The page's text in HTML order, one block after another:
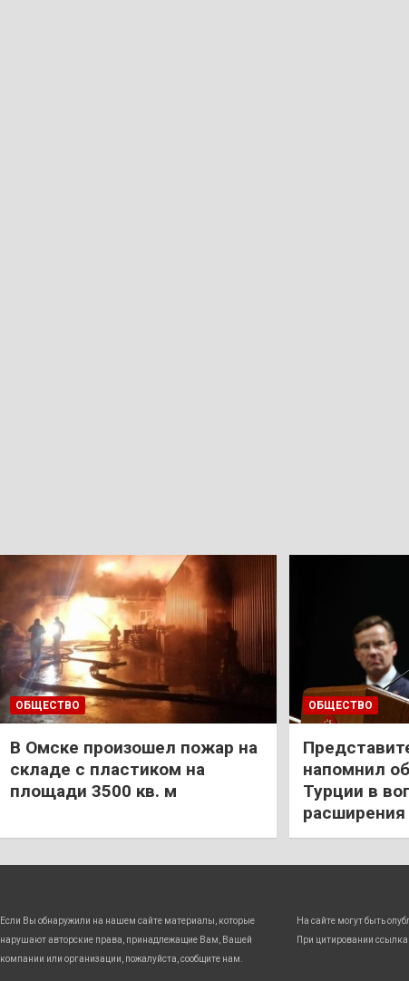
ОБЩЕСТВО
В Омске произошел пожар на
складе с пластиком на
площади 3500 кв. м
ОБЩЕСТВО
напомнил
Турции в
Если Вы обнаружили на нашем сайте материалы, которые
нарушают авторские права, принадлежащие Вам, Вашей
компании или организации, пожалуйста, сообщите нам.
На сайте могут быть
При цитировании ссылка